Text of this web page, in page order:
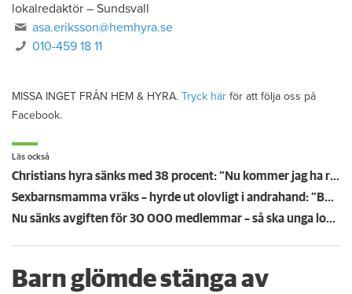
lokalredaktör – Sundsvall
asa.eriksson@hemhyra.se
010-459 18 11
MISSA INGET FRÅN HEM & HYRA. Tryck här för att följa oss på
Facebook.
Läs också
Christians hyra sänks med 38 procent: ”Nu kommer jag ha råd att ta körkort”
Sexbarnsmamma vräks – hyrde ut olovligt i andrahand: ”Borde tas större hänsyn till barnen”
Nu sänks avgiften för 30 000 medlemmar – så ska unga lockas till Hyresgästföreningen
Barn glömde stänga av